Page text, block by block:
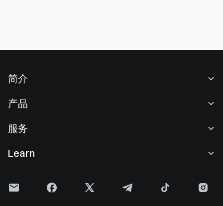
简介
新闻中心
产品
现货交易
理财中心
服务
Learn
Gate 快讯